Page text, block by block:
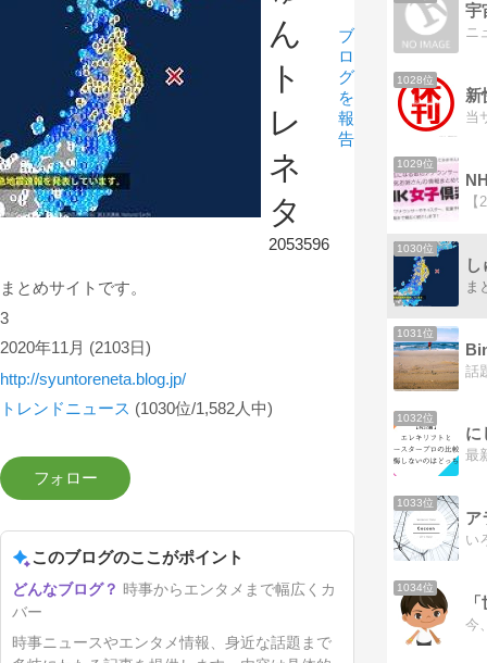
ん
ト
レ
ネ
タ
2053596
ブ
ロ
グ
を
報
告
まとめサイトです。
3
2020年11月 (2103日)
http://syuntoreneta.blog.jp/
トレンドニュース (1030位/1,582人中)
このブログのここがポイント
時事からエンタメまで幅広くカ
バー
時事ニュースやエンタメ情報、身近な話題まで
宇
1028位
新
1029位
1030位
ま
1031位
話
1032位
に
1033位
ア
1034位